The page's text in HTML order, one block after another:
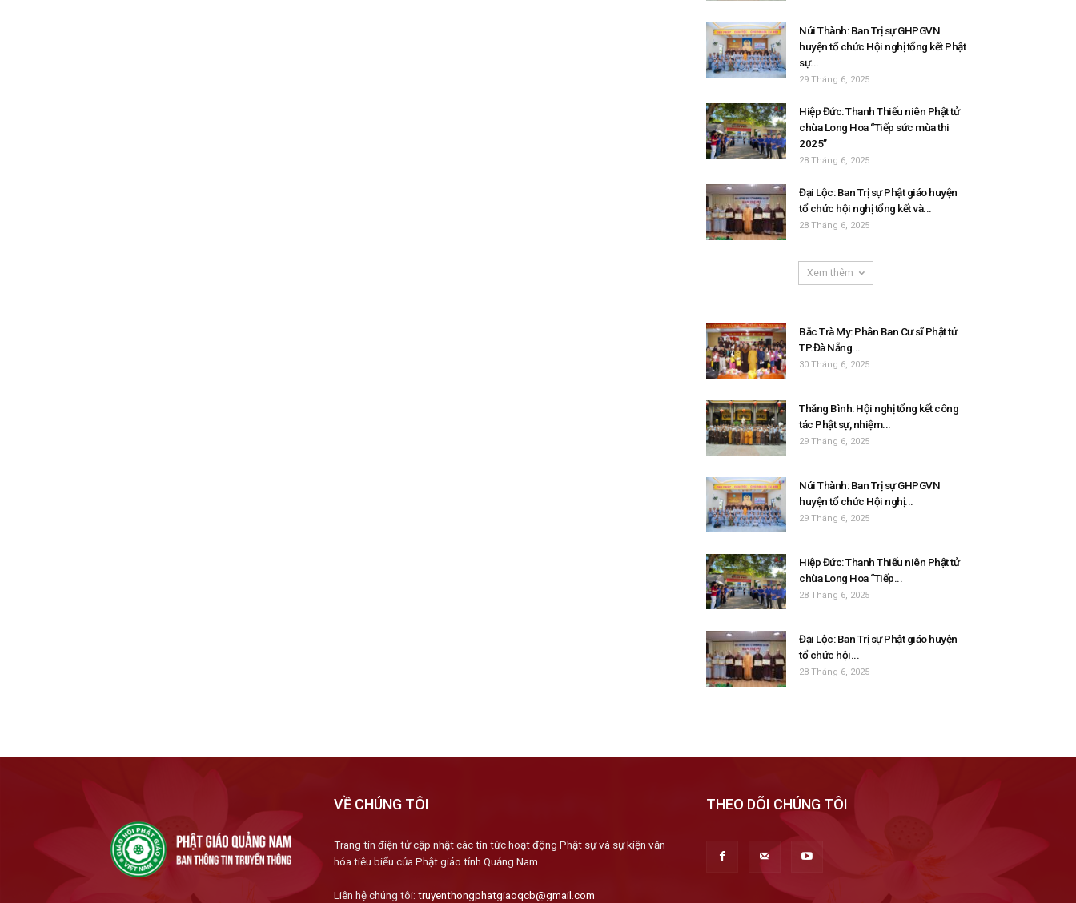
Núi Thành: Ban Trị sự GHPGVN
huyện tổ chức Hội nghị tổng kết Phật
sự...
29 Tháng 6, 2025
Hiệp Đức: Thanh Thiếu niên Phật tử
chùa Long Hoa “Tiếp sức mùa thi
2025”
28 Tháng 6, 2025
Đại Lộc: Ban Trị sự Phật giáo huyện
tổ chức hội nghị tổng kết và...
28 Tháng 6, 2025
Xem thêm
Bắc Trà My: Phân Ban Cư sĩ Phật tử
TP.Đà Nẵng...
30 Tháng 6, 2025
Thăng Bình: Hội nghị tổng kết công
tác Phật sự, nhiệm...
29 Tháng 6, 2025
Núi Thành: Ban Trị sự GHPGVN
huyện tổ chức Hội nghị...
29 Tháng 6, 2025
Hiệp Đức: Thanh Thiếu niên Phật tử
chùa Long Hoa “Tiếp...
28 Tháng 6, 2025
Đại Lộc: Ban Trị sự Phật giáo huyện
tổ chức hội...
28 Tháng 6, 2025
VỀ CHÚNG TÔI
Trang tin điện tử cập nhật các tin tức hoạt động Phật sự và sự kiện văn
hóa tiêu biểu của Phật giáo tỉnh Quảng Nam.
Liên hệ chúng tôi: truyenthongphatgiaoqcb@gmail.com
THEO DÕI CHÚNG TÔI